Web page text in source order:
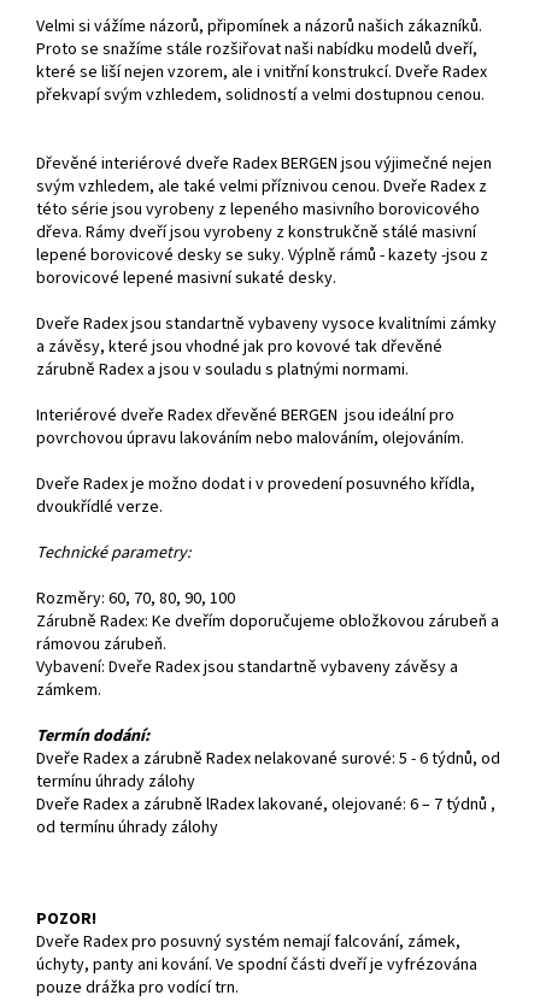
Velmi si vážíme názorů, připomínek a názorů našich zákazníků.
Proto se snažíme stále rozšiřovat naši nabídku modelů dveří,
které se liší nejen vzorem, ale i vnitřní konstrukcí. Dveře Radex
překvapí svým vzhledem, solidností a velmi dostupnou cenou.
Dřevěné interiérové dveře Radex BERGEN jsou výjimečné nejen
svým vzhledem, ale také velmi příznivou cenou. Dveře Radex z
této série jsou vyrobeny z lepeného masivního borovicového
dřeva. Rámy dveří jsou vyrobeny z konstrukčně stálé masivní
lepené borovicové desky se suky. Výplně rámů - kazety -jsou z
borovicové lepené masivní sukaté desky.
Dveře Radex jsou standartně vybaveny vysoce kvalitními zámky
a závěsy, které jsou vhodné jak pro kovové tak dřevěné
zárubně Radex a jsou v souladu s platnými normami.
Interiérové dveře Radex dřevěné BERGEN jsou ideální pro
povrchovou úpravu lakováním nebo malováním, olejováním.
Dveře Radex je možno dodat i v provedení posuvného křídla,
dvoukřídlé verze.
Technické parametry:
Rozměry: 60, 70, 80, 90, 100
Zárubně Radex: Ke dveřím doporučujeme obložkovou zárubeň a
rámovou zárubeň.
Vybavení: Dveře Radex jsou standartně vybaveny závěsy a
zámkem.
Termín dodání:
Dveře Radex a zárubně Radex nelakované surové: 5 - 6 týdnů, od
termínu úhrady zálohy
Dveře Radex a zárubně lRadex lakované, olejované: 6 – 7 týdnů ,
od termínu úhrady zálohy
POZOR!
Dveře Radex pro posuvný systém nemají falcování, zámek,
úchyty, panty ani kování. Ve spodní části dveří je vyfrézována
pouze drážka pro vodící trn.